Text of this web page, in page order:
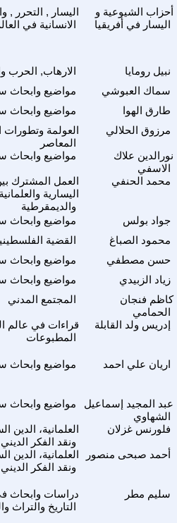
اليسار , التحرر ,
الانسانية في
أحزاب الشيوعية و
اليسار في أفريقيا
الارهاب, الحرب نبيل رومايا
مواضيع وابحاث
سماك العبوشي
مواضيع وابحاث
طارق الهوا
العولمة وتطورات
المعاصر
مرزوق الحلالي
مواضيع وابحاث
نورالدين علاك
الاسفي
العمل المشترك
اليسارية والعلمانية
والديمقرطية
محمد الحنفي
مواضيع وابحاث جواد بولس
القضية
محمود الصباغ
مواضيع وابحاث
حسن مصطفي
مواضيع وابحاث
زياد الزبيدي
المجتمع المدني
كاظم فنجان
الحمامي
قراءات في عالم
المطبوعات
إدريس ولد القابلة
مواضيع وابحاث اريان علي احمد
مواضيع وابحاث
عبد المجيد إسماعيل
الشهاوي
العلمانية، الدين
ونقد الفكر الديني
فلورنس غزلان
العلمانية، الدين
ونقد الفكر الديني
أحمد صبحى منصور
دراسات وابحاث
التاريخ والتراث
سليم مطر